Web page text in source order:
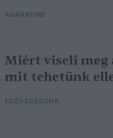
AGRÁRIUM
Miért viseli meg
mit tehetünk
EGÉSZSÉGÜNK